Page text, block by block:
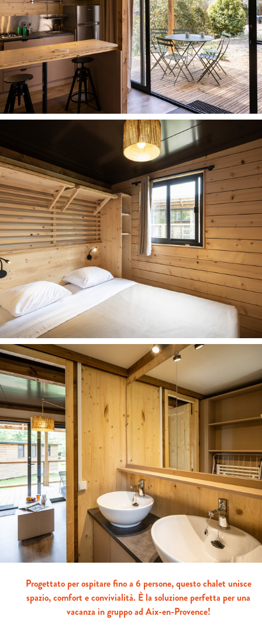
Progettato per ospitare fino a 6 persone, questo chalet unisce
spazio, comfort e convivialità. È la soluzione perfetta per una
vacanza in gruppo ad Aix-en-Provence!